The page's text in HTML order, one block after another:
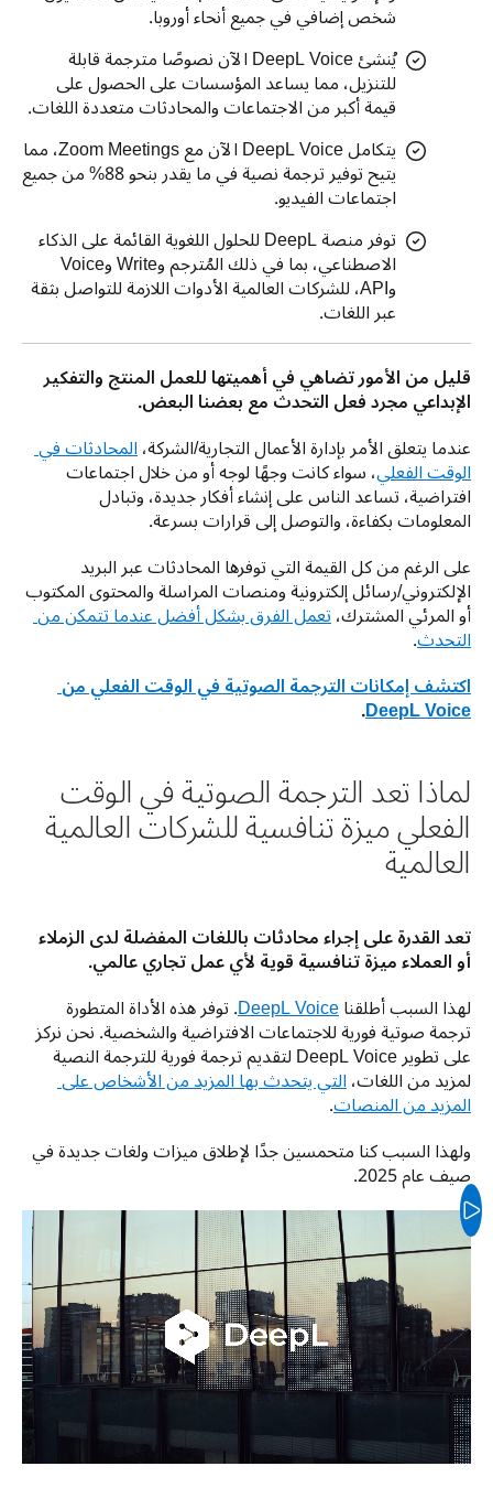
شخص إضافي في جميع أنحاء أوروبا.
يُنشئ DeepL Voice الآن نصوصًا مترجمة قابلة
للتنزيل، مما يساعد المؤسسات على الحصول على
قيمة أكبر من الاجتماعات والمحادثات متعددة اللغات.
يتكامل DeepL Voice الآن مع Zoom Meetings، مما
يتيح توفير ترجمة نصية في ما يقدر بنحو 88% من جميع
اجتماعات الفيديو.
توفر منصة DeepL للحلول اللغوية القائمة على الذكاء
الاصطناعي، بما في ذلك المُترجم وWrite وVoice
وAPI، للشركات العالمية الأدوات اللازمة للتواصل بثقة
عبر اللغات.
قليل من الأمور تضاهي في أهميتها للعمل المنتج والتفكير
الإبداعي مجرد فعل التحدث مع بعضنا البعض.
عندما يتعلق الأمر بإدارة الأعمال التجارية/الشركة،
المحادثات في
الوقت الفعلي
المعلومات بكفاءة، والتوصل إلى قرارات بسرعة.
أو المرئي المشترك، تعمل الفرق بشكل أفضل عندما تتمكن من
التحدث.
اكتشف إمكانات الترجمة الصوتية في الوقت الفعلي من
DeepL Voice
.
لماذا تعد الترجمة الصوتية في الوقت
الفعلي ميزة تنافسية للشركات العالمية
العالمية
أو العملاء ميزة تنافسية قوية لأي عمل تجاري عالمي.
لهذا السبب أطلقنا DeepL Voice
ترجمة صوتية فورية للاجتماعات الافتراضية والشخصية. نحن نركز
لمزيد من اللغات، التي يتحدث بها المزيد من الأشخاص على
المزيد من المنصات.
صيف عام 2025.